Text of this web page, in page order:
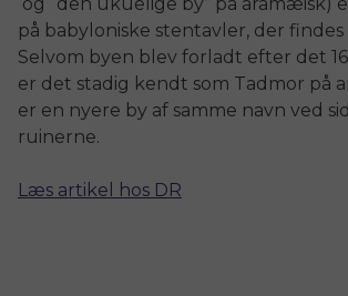
på babyloniske stentavler, der findes
Selvom byen blev forladt efter det
er det stadig kendt som Tadmor på
er en nyere by af samme navn ved
ruinerne.
Læs artikel hos DR